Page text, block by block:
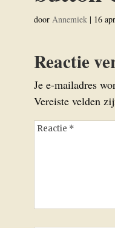
door Annemiek| 16
Reactie
Je e-mailadres
Vereiste velden